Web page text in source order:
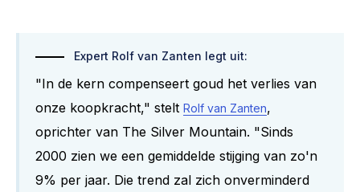
Expert Rolf van Zanten legt uit:
"In de kern compenseert goud het verlies van
onze koopkracht," stelt Rolf van Zanten,
oprichter van The Silver Mountain. "Sinds
2000 zien we een gemiddelde stijging van zo'n
9% per jaar. Die trend zal zich onverminderd